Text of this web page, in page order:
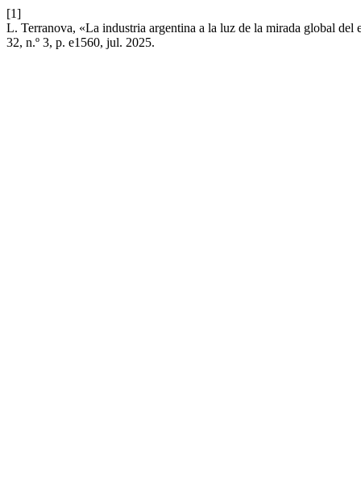
[1]
L. Terranova, «La industria argentina a la luz de la mirada global
32, n.º 3, p. e1560, jul. 2025.